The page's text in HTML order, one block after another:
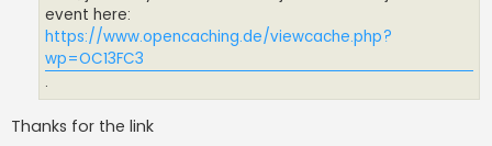
event here:
https://www.opencaching.de/viewcache.php?
wp=OC13FC3
.
Thanks for the link